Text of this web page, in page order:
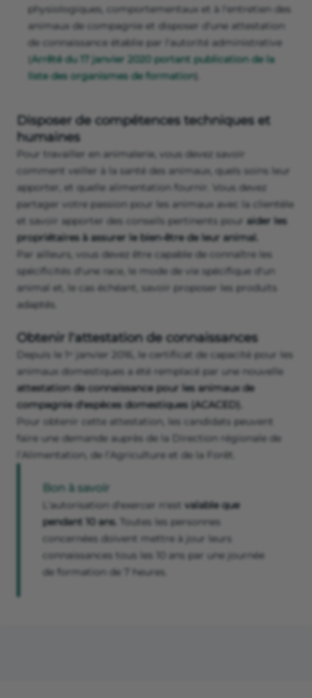
physiologiques, comportementaux et à l'entretien des
animaux de compagnie et disposer d'une attestation
de connaissance établie par l'autorité administrative
(Arrêté du 17 janvier 2020 portant publication de la
liste des organismes de formation).
Disposer de compétences techniques et
humaines
Pour travailler en animalerie, vous devez savoir
comment veiller à la santé des animaux, quels soins leur
apporter, et quelle alimentation fournir. Vous devez
partager votre passion pour les animaux avec la clientèle
et savoir apporter des conseils pertinents pour aider les
propriétaires à assurer le bien-être de leur animal.
Par ailleurs, vous devez être capable de connaître les
spécificités d'une race, le mode de vie spécifique d'un
animal et, le cas échéant, savoir proposer les produits
adaptés.
Obtenir l'attestation de connaissances
Depuis le 1ᵉʳ janvier 2016, le certificat de capacité pour les
animaux domestiques a été remplacé par une nouvelle
attestation de connaissance pour les animaux de
compagnie d'espèces domestiques (ACACED).
Pour obtenir cette attestation, les candidats peuvent
faire une demande auprès de la Direction régionale de
l’Alimentation, de l’Agriculture et de la Forêt.
Bon à savoir
L'autorisation d'exercer n'est valable que
pendant 10 ans.
Toutes les personnes
concernées doivent mettre à jour leurs
connaissances tous les 10 ans par une journée
de formation de 7 heures.